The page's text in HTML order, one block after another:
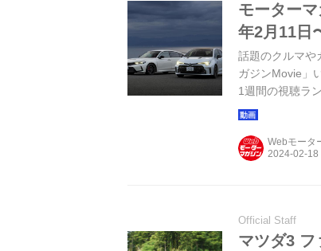
モーター
年2月11日
話題のクルマや
ガジンMovie」
1週間の視聴ラ
Webモータ
Official Staff
マツダ3 フ